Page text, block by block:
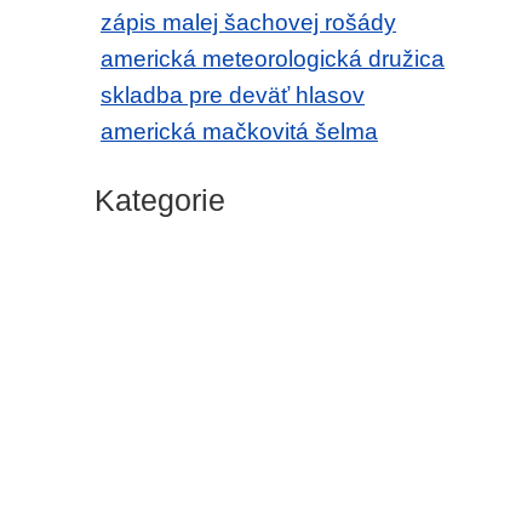
zápis malej šachovej rošády
americká meteorologická družica
skladba pre deväť hlasov
americká mačkovitá šelma
Kategorie